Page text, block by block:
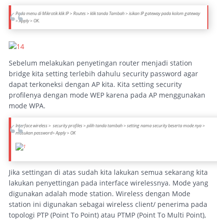
Pada menu di Mikrotik klik IP > Routes > klik tanda Tambah > isikan IP gateway pada kolom gateway
> Apply > OK.
Sebelum melakukan penyetingan router menjadi station
bridge kita setting terlebih dahulu security password agar
dapat terkoneksi dengan AP kita. Kita setting security
profilenya dengan mode WEP karena pada AP menggunakan
mode WPA.
Interface wireless > security profiles > pilih tanda tambah > setting nama security beserta mode nya >
masukan password> Apply > OK
Jika settingan di atas sudah kita lakukan semua sekarang kita
lakukan penyettingan pada interface wirelessnya. Mode yang
digunakan adalah mode station. Wireless dengan Mode
station ini digunakan sebagai wireless client/ penerima pada
topologi PTP (Point To Point) atau PTMP (Point To Multi Point),